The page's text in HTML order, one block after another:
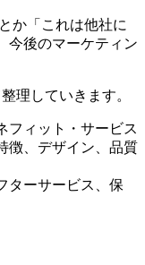
か「これは他社に
今後のマーケティン
理していきます。
フィット・サービス
徴、デザイン、品質
ターサービス、保